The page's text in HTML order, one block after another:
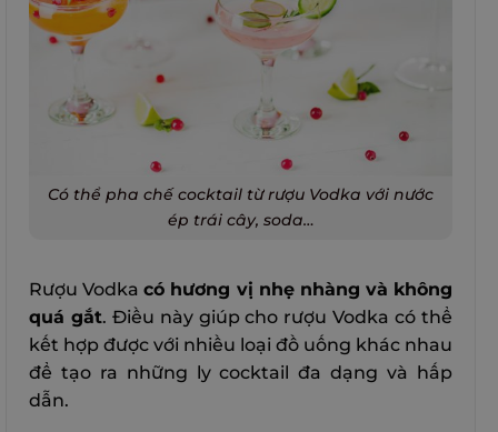
Có thể pha chế cocktail từ rượu Vodka với nước
ép trái cây, soda…
Rượu Vodkacó hương vị nhẹ nhàng và không
quá gắt. Điều này giúp cho rượu Vodka có thể
kết hợp được với nhiều loại đồ uống khác nhau
để tạo ra những ly cocktail đa dạng và hấp
dẫn.